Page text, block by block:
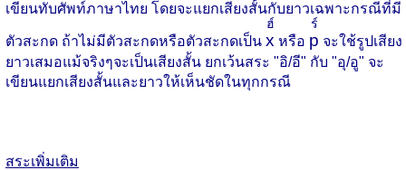
เขียนทับศัพท์ภาษาไทย โดยจะแยกเสียงสั้นกับยาวเฉพาะกรณีที่มี
ตัวสะกด ถ้าไม่มีตัวสะกดหรือตัวสะกดเป็น х
ฮ์
หรือ р
ร์
จะใช้รูปเสียง
ยาวเสมอแม้จริงๆจะเป็นเสียงสั้น ยกเว้นสระ "อิ/อี" กับ "อุ/อู" จะ
เขียนแยกเสียงสั้นและยาวให้เห็นชัดในทุกกรณี
สระเพิ่มเติม